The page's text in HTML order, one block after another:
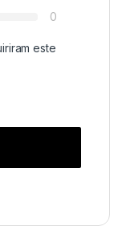
0
este